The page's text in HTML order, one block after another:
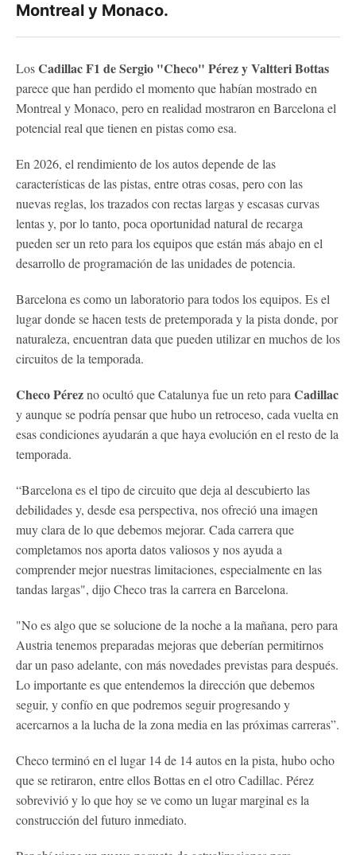
Montreal y Monaco.
LosCadillac F1 de Sergio "Checo" Pérez y Valtteri Bottas
parece que han perdido el momento que habían mostrado en
Montreal y Monaco, pero en realidad mostraron en Barcelona el
potencial real que tienen en pistas como esa.
En 2026, el rendimiento de los autos depende de las
características de las pistas, entre otras cosas, pero con las
nuevas reglas, los trazados con rectas largas y escasas curvas
lentas y, por lo tanto, poca oportunidad natural de recarga
pueden ser un reto para los equipos que están más abajo en el
desarrollo de programación de las unidades de potencia.
Barcelona es como un laboratorio para todos los equipos. Es el
lugar donde se hacen tests de pretemporada y la pista donde, por
naturaleza, encuentran data que pueden utilizar en muchos de los
circuitos de la temporada.
Checo Pérezno ocultó que Catalunya fue un reto para Cadillac
y aunque se podría pensar que hubo un retroceso, cada vuelta en
esas condiciones ayudarán a que haya evolución en el resto de la
temporada.
“Barcelona es el tipo de circuito que deja al descubierto las
debilidades y, desde esa perspectiva, nos ofreció una imagen
muy clara de lo que debemos mejorar. Cada carrera que
completamos nos aporta datos valiosos y nos ayuda a
comprender mejor nuestras limitaciones, especialmente en las
tandas largas", dijo Checo tras la carrera en Barcelona.
"No es algo que se solucione de la noche a la mañana, pero para
Austria tenemos preparadas mejoras que deberían permitirnos
dar un paso adelante, con más novedades previstas para después.
Lo importante es que entendemos la dirección que debemos
seguir, y confío en que podremos seguir progresando y
acercarnos a la lucha de la zona media en las próximas carreras”.
Checo terminó en el lugar 14 de 14 autos en la pista, hubo ocho
que se retiraron, entre ellos Bottas en el otro Cadillac. Pérez
sobrevivió y lo que hoy se ve como un lugar marginal es la
construcción del futuro inmediato.